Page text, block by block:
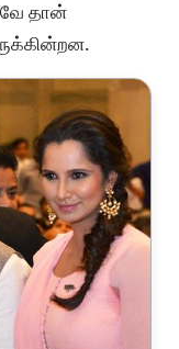
தான்